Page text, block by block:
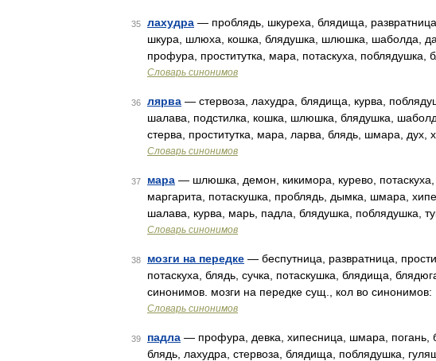
35 лахудра — проблядь, шкуреха, блядища,
шкура, шлюха, кошка, блядушка, шлюшка, шаболда,
профура, проститутка, мара, потаскуха, поблядушка,
Словарь синонимов
36 лярва — стервоза, лахудра, блядища, курва,
шалава, подстилка, кошка, шлюшка, блядушка,
стерва, проститутка, мара, ларва, блядь, шмара, дух,
Словарь синонимов
37 мара — шлюшка, демон, кикимора, курево, потаскуха,
маргарита, потаскушка, проблядь, дымка, шмара,
шалава, курва, марь, падла, блядушка, поблядушка,
Словарь синонимов
38 мозги на передке — беспутница, развратница,
потаскуха, блядь, сучка, потаскушка, блядища,
синонимов. мозги на передке сущ., кол во синонимов:
Словарь синонимов
39 падла — профура, девка, хипесница, шмара, погань,
блядь, лахудра, стервоза, блядища, поблядушка,